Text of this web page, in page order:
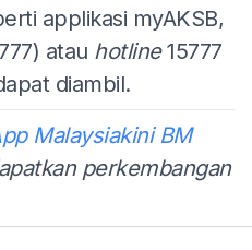
applikasi myAKSB,
atau hotline15777
diambil.
Malaysiakini BM
perkembangan